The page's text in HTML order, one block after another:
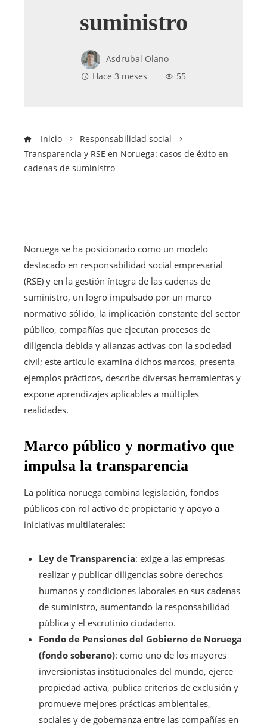
suministro
Asdrubal Olano
Hace 3 meses
55
Inicio
Responsabilidad social
Transparencia y RSE en Noruega: casos de éxito en
cadenas de suministro
Noruega se ha posicionado como un modelo
destacado en responsabilidad social empresarial
(RSE) y en la gestión íntegra de las cadenas de
suministro, un logro impulsado por un marco
normativo sólido, la implicación constante del sector
público, compañías que ejecutan procesos de
diligencia debida y alianzas activas con la sociedad
civil; este artículo examina dichos marcos, presenta
ejemplos prácticos, describe diversas herramientas y
expone aprendizajes aplicables a múltiples
realidades.
Marco público y normativo que
impulsa la transparencia
La política noruega combina legislación, fondos
públicos con rol activo de propietario y apoyo a
iniciativas multilaterales:
Ley de Transparencia: exige a las empresas
realizar y publicar diligencias sobre derechos
humanos y condiciones laborales en sus cadenas
de suministro, aumentando la responsabilidad
pública y el escrutinio ciudadano.
Fondo de Pensiones del Gobierno de Noruega
(fondo soberano): como uno de los mayores
inversionistas institucionales del mundo, ejerce
propiedad activa, publica criterios de exclusión y
promueve mejores prácticas ambientales,
sociales y de gobernanza entre las compañías en